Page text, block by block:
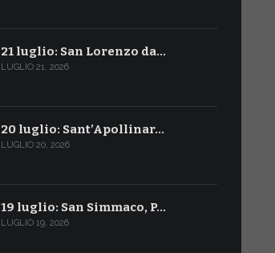
21 luglio: San Lorenzo da…
LUGLIO 21, 2026
20 luglio: Sant’Apollinar…
LUGLIO 20, 2026
19 luglio: San Simmaco, P…
LUGLIO 19, 2026